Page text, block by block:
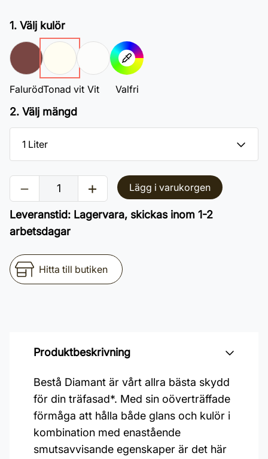
1. Välj kulör
FalurödTonad vit Vit Valfri
2. Välj mängd
Lägg i varukorgen
Leveranstid: Lagervara, skickas inom 1-2
arbetsdagar
Hitta till butiken
Produktbeskrivning
Bestå Diamant är vårt allra bästa skydd
för din träfasad*. Med sin oöverträffade
förmåga att hålla både glans och kulör i
kombination med enastående
smutsavvisande egenskaper är det här